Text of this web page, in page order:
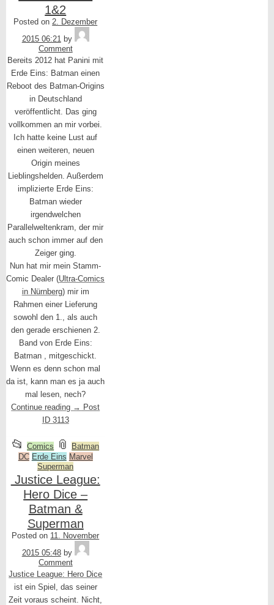
1&2
Posted on 2. Dezember
2015 06:21 by
Comment
Bereits 2012 hat Panini mit
Erde Eins: Batman einen
Reboot des Batman-Origins
in Deutschland
veröffentlicht. Das ging
vollkommen an mir vorbei.
Ich hatte keine Lust auf
einen weiteren, neuen
Origin meines
Lieblingshelden. Außerdem
implizierte Erde Eins:
Batman wieder
irgendwelchen
Parallelweltenkram, der mir
auch schon immer auf den
Zeiger ging.
Nun hat mir mein Stamm-
Comic Dealer (Ultra-Comics
in Nürnberg) mir im
Rahmen einer Lieferung
sowohl den 1., als auch
den gerade erschienen 2.
Band von Erde Eins:
Batman , mitgeschickt.
Wenn es denn schon mal
da ist, kann man es ja auch
mal lesen, nech?
Continue reading → Post
ID 3113
📂 This
entry
was
posted
in
Comics 📎 and
tagged
Batman
DC Erde Eins Marvel
Superman
Justice League:
Hero Dice –
Batman &
Superman
Posted on 11. November
2015 05:48 by
Comment
Justice League: Hero Dice
ist ein Spiel, das seiner
Zeit voraus scheint. Nicht,